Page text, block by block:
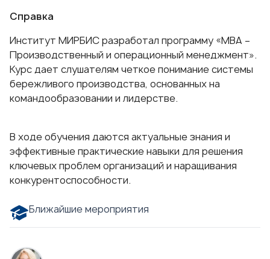
Справка
Институт МИРБИС разработал программу «МВА –
Производственный и операционный менеджмент».
Курс дает слушателям четкое понимание системы
бережливого производства, основанных на
командообразовании и лидерстве.
В ходе обучения даются актуальные знания и
эффективные практические навыки для решения
ключевых проблем организаций и наращивания
конкурентоспособности.
Ближайшие мероприятия